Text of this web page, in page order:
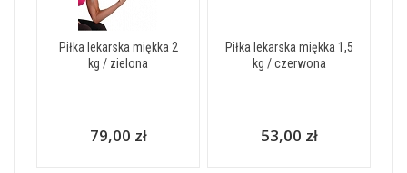
Piłka lekarska miękka 2
kg / zielona
79,00 zł
Piłka lekarska miękka 1,5
kg / czerwona
53,00 zł